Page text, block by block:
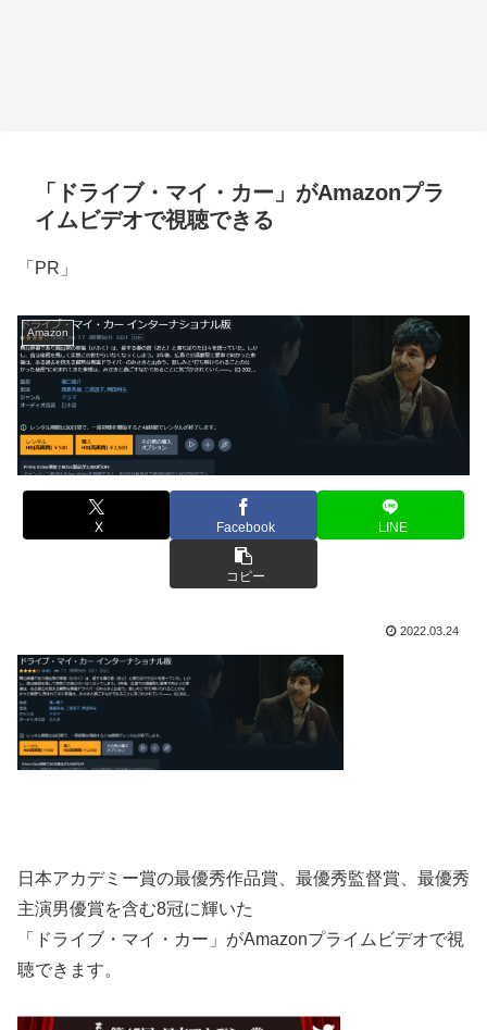
「ドライブ・マイ・カー」がAmazonプラ
イムビデオで視聴できる
「PR」
Amazon
X Facebook LINE
コピー
2022.03.24
日本アカデミー賞の最優秀作品賞、最優秀監督賞、最優秀
主演男優賞を含む8冠に輝いた
「ドライブ・マイ・カー」がAmazonプライムビデオで視
聴できます。